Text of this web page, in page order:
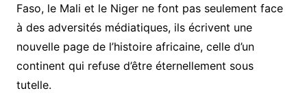
Faso, le Mali et le Niger ne font pas seulement face
à des adversités médiatiques, ils écrivent une
nouvelle page de l’histoire africaine, celle d’un
continent qui refuse d’être éternellement sous
tutelle.